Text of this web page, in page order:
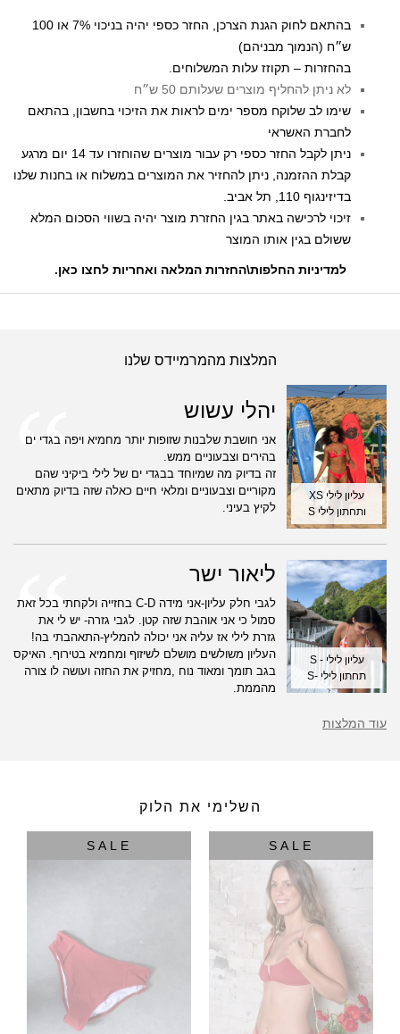
בהתאם לחוק הגנת הצרכן, החזר כספי יהיה בניכוי 7% או 100
ש״ח (הנמוך מבניהם)
בהחזרות – תקוזז עלות המשלוחים.
לא ניתן להחליף מוצרים שעלותם 50 ש״ח
שימו לב שלוקח מספר ימים לראות את הזיכוי בחשבון, בהתאם
לחברת האשראי
ניתן לקבל החזר כספי רק עבור מוצרים שהוחזרו עד 14 יום מרגע
קבלת ההזמנה, ניתן להחזיר את המוצרים במשלוח או בחנות שלנו
בדיזינגוף 110, תל אביב.
זיכוי לרכישה באתר בגין החזרת מוצר יהיה בשווי הסכום המלא
ששולם בגין אותו המוצר
למדיניות החלפות\החזרות המלאה ואחריות לחצו כאן.
המלצות מהמרמיידס שלנו
עליון לילי XS
ותחתון לילי S
יהלי עשוש
אני חושבת שלבנות שזופות יותר מחמיא ויפה בגדי ים
בהירים וצבעוניים ממש.
זה בדיוק מה שמיוחד בבגדי ים של לילי ביקיני שהם
מקוריים וצבעוניים ומלאי חיים כאלה שזה בדיוק מתאים
לקיץ בעיני.
עליון לילי - S
תחתון לילי -S
ליאור ישר
לגבי חלק עליון-אני מידה C-D בחזייה ולקחתי בכל זאת
סמול כי אני אוהבת שזה קטן. לגבי גזרה- יש לי את
גזרת לילי אז עליה אני יכולה להמליץ-התאהבתי בה!
העליון משולשים מושלם לשיזוף ומחמיא בטירוף. האיקס
בגב תומך ומאוד נוח ,מחזיק את החזה ועושה לו צורה
מהממת.
עוד המלצות
השלימי את הלוק
SALE
SALE